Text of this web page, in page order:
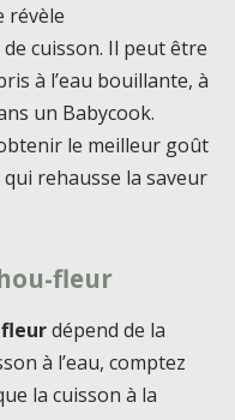
révèle
cuisson. Il peut être
à l’eau bouillante, à
un Babycook.
le meilleur goût
qui rehausse la saveur
fleur
fleurdépend de la
à l’eau, comptez
la cuisson à la